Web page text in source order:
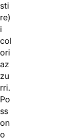
sti
re)
i
col
ori
az
zu
rri.
Po
ss
on
o